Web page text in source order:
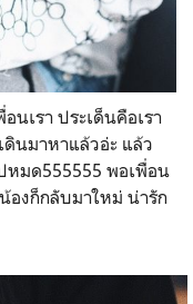
เรา ประเด็นคือเรา
นมาหาแล้วอ่ะ แล้ว
หมด555555 พอเพื่อน
งก็กลับมาใหม่ น่ารัก